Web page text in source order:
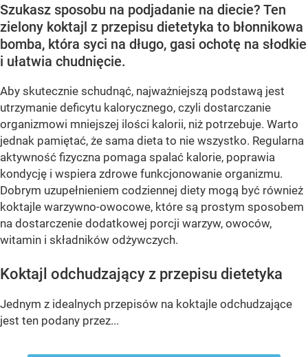
Szukasz sposobu na podjadanie na diecie? Ten
zielony koktajl z przepisu dietetyka to błonnikowa
bomba, która syci na długo, gasi ochotę na słodkie
i ułatwia chudnięcie.
Aby skutecznie schudnąć, najważniejszą podstawą jest
utrzymanie deficytu kalorycznego, czyli dostarczanie
organizmowi mniejszej ilości kalorii, niż potrzebuje. Warto
jednak pamiętać, że sama dieta to nie wszystko. Regularna
aktywność fizyczna pomaga spalać kalorie, poprawia
kondycję i wspiera zdrowe funkcjonowanie organizmu.
Dobrym uzupełnieniem codziennej diety mogą być również
koktajle warzywno-owocowe, które są prostym sposobem
na dostarczenie dodatkowej porcji warzyw, owoców,
witamin i składników odżywczych.
Koktajl odchudzający z przepisu dietetyka
Jednym z idealnych przepisów na koktajle odchudzające
jest ten podany przez...